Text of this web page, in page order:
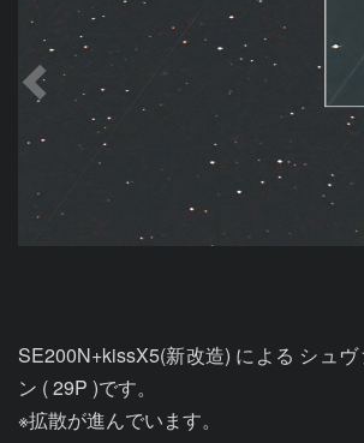
SE200N+kissX5(新改造) による シュ
ン ( 29P )です。